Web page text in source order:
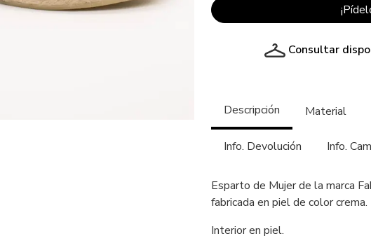
Consultar
Descripción Material
Info. Devolución Info.
Esparto de Mujer de la marca
fabricada en piel de color crema.
Interior en piel.